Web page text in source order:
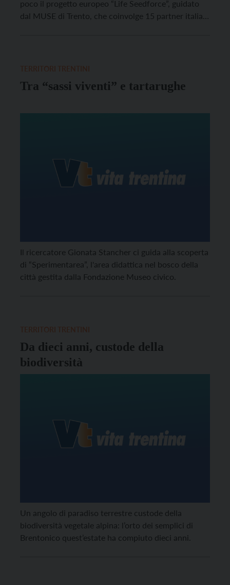
poco il progetto europeo “Life Seedforce”, guidato
dal MUSE di Trento, che coinvolge 15 partner italiani
Tra “sassi viventi” e tartarughe
Il ricercatore Gionata Stancher ci guida alla scoperta
di “Sperimentarea”, l'area didattica nel bosco della
città gestita dalla Fondazione Museo civico.
Da dieci anni, custode della
biodiversità
Un angolo di paradiso terrestre custode della
biodiversità vegetale alpina: l’orto dei semplici di
Brentonico quest’estate ha compiuto dieci anni.